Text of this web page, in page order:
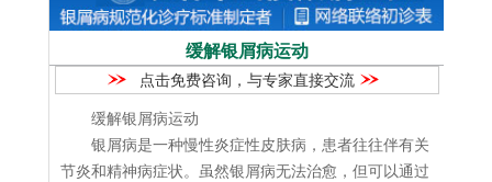
缓解银屑病运动
点击免费咨询，与专家直接交流
缓解银屑病运动
银屑病是一种慢性炎症性皮肤病，患者往往伴有关
节炎和精神病症状。虽然银屑病无法治愈，但可以通过